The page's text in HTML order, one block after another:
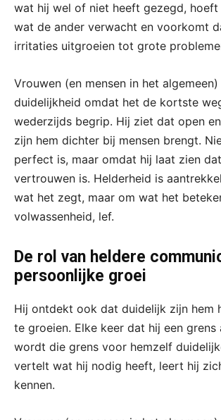
wat hij wel of niet heeft gezegd,
wat de ander verwacht en voorkomt
irritaties uitgroeien tot grote
Vrouwen (en mensen in het
duidelijkheid omdat het de kortste
wederzijds begrip. Hij ziet dat open
zijn hem dichter bij mensen brengt.
perfect is, maar omdat hij laat zien
vertrouwen is. Helderheid is
wat het zegt, maar om wat het
volwassenheid, lef.
De rol van heldere
persoonlijke groei
Hij ontdekt ook dat duidelijk zijn hem
te groeien. Elke keer dat hij een grens
wordt die grens voor hemzelf
vertelt wat hij nodig heeft, leert hij
kennen.